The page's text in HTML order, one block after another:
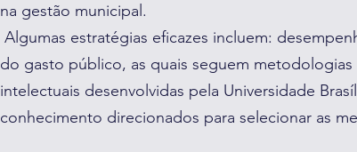
na gestão municipal.
Algumas estratégias eficazes incluem:
do gasto público, as quais seguem
intelectuais desenvolvidas pela Universidade
conhecimento direcionados para selecionar as